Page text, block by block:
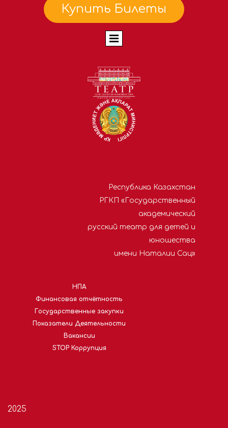
Купить Билеты
Республика Казахстан
РГКП «Государственный
академический
русский театр для детей и
юношества
имени Наталии Сац»
НПА
Финансовая отчётность
Государственные закупки
Показатели Деятельности
Вакансии
STOP Коррупция
2025